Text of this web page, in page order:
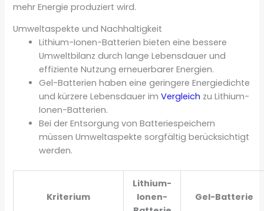
mehr Energie produziert wird.
Umweltaspekte und Nachhaltigkeit
Lithium-Ionen-Batterien bieten eine bessere
Umweltbilanz durch lange Lebensdauer und
effiziente Nutzung erneuerbarer Energien.
Gel-Batterien haben eine geringere Energiedichte
und kürzere Lebensdauer imVergleich zu Lithium-
Ionen-Batterien.
Bei der Entsorgung von Batteriespeichern
müssen Umweltaspekte sorgfältig berücksichtigt
werden.
Kriterium
Lithium-
Ionen-
Gel-Batterie